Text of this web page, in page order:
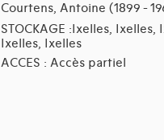
Courtens, Antoine (1899 -
STOCKAGE :Ixelles, Ixelles,
Ixelles, Ixelles
ACCES : Accès partiel